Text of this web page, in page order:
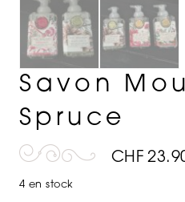
Savon
Spruce
CHF
4 en stock